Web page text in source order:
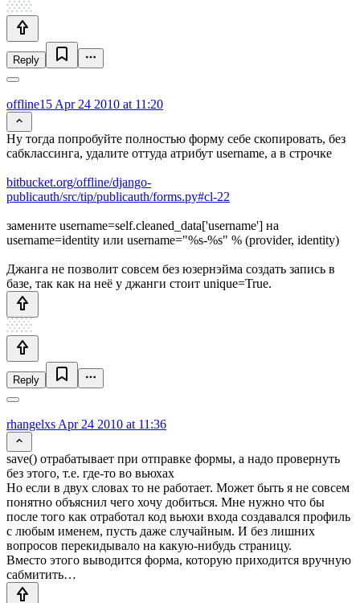
Reply
offline15 Apr 24 2010 at 11:20
Ну тогда попробуйте полностью форму себе скопировать, без
сабклассинга, удалите оттуда атрибут username, а в строчке
bitbucket.org/offline/django-
publicauth/src/tip/publicauth/forms.py#cl-22
замените username=self.cleaned_data['username'] на
username=identity или username="%s-%s" % (provider, identity)
Джанга не позволит совсем без юзернэйма создать запись в
базе, так как на неё у джанги стоит unique=True.
Reply
rhangelxs Apr 24 2010 at 11:36
save() отрабатывает при отправке формы, а надо провернуть
без этого, т.е. где-то во вьюхах
Но если в двух словах то не работает. Может быть я не совсем
понятно объяснил чего хочу добиться. Мне нужно что бы
после того как отработал код вьюхи входа создавался профиль
с любым именем, пусть даже случайным. И без лишних
вопросов перекидывало на какую-нибудь страницу.
Вместо этого выводится форма, которую приходится вручную
сабмитить…